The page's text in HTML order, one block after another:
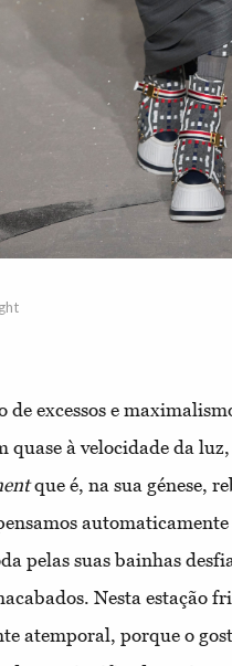
de excessos e
quase à velocidade da
que é, na sua génese,
pelas suas bainhas
Nesta estação
atemporal, porque o